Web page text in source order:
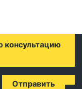
консультацию
Отправить